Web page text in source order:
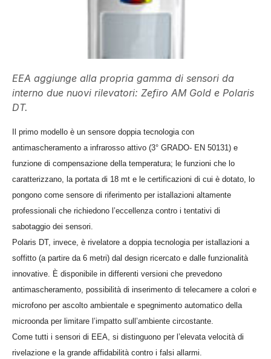
EEA aggiunge alla propria gamma di sensori da
interno due nuovi rilevatori: Zefiro AM Gold e Polaris
DT.
Il primo modello è un sensore doppia tecnologia con
antimascheramento a infrarosso attivo (3° GRADO- EN 50131) e
funzione di compensazione della temperatura; le funzioni che lo
caratterizzano, la portata di 18 mt e le certificazioni di cui è dotato, lo
pongono come sensore di riferimento per istallazioni altamente
professionali che richiedono l’eccellenza contro i tentativi di
sabotaggio dei sensori.
Polaris DT, invece, è rivelatore a doppia tecnologia per istallazioni a
soffitto (a partire da 6 metri) dal design ricercato e dalle funzionalità
innovative. È disponibile in differenti versioni che prevedono
antimascheramento, possibilità di inserimento di telecamere a colori e
microfono per ascolto ambientale e spegnimento automatico della
microonda per limitare l’impatto sull’ambiente circostante.
Come tutti i sensori di EEA, si distinguono per l’elevata velocità di
rivelazione e la grande affidabilità contro i falsi allarmi.